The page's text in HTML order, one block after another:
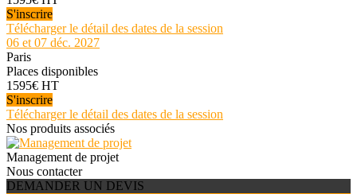
S'inscrire
Télécharger le détail des dates de la session
06 et 07 déc. 2027
Paris
Places disponibles
1595€ HT
S'inscrire
Télécharger le détail des dates de la session
Nos produits associés
Management de projet
Nous contacter
DEMANDER UN DEVIS